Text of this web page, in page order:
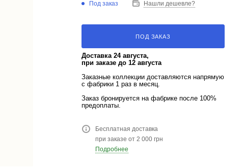
Под заказ Нашли дешевле?
ПОД ЗАКАЗ
Доставка 24 августа,
при заказе до 12 августа
Заказные коллекции доставляются напрямую
с фабрики 1 раз в месяц.
Заказ бронируется на фабрике после 100%
предоплаты.
Бесплатная доставка
при заказе от 2 000 грн
Подробнее